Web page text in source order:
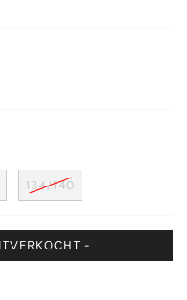
134/140
-